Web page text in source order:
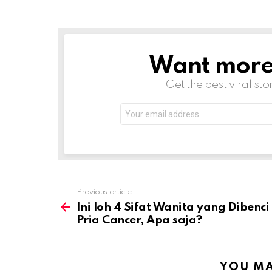
NEWSLETTERWant
Get the best viral
address:
more
Previous article
Ini loh 4 Sifat Wanita yang Dibenci
Pria Cancer, Apa saja?
YOU